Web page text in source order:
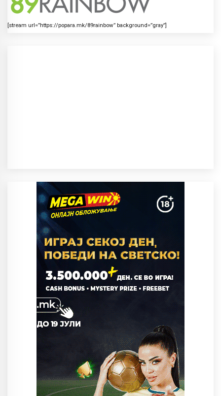
[stream url=”https://popara.mk/89rainbow” background=”gray”]